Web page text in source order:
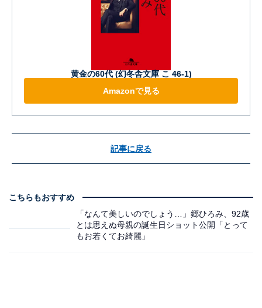
黄金の60代 (幻冬舎文庫 こ 46-1)
Amazonで見る
記事に戻る
こちらもおすすめ
「なんて美しいのでしょう…」郷ひろみ、92歳
とは思えぬ母親の誕生日ショット公開「とって
もお若くてお綺麗」